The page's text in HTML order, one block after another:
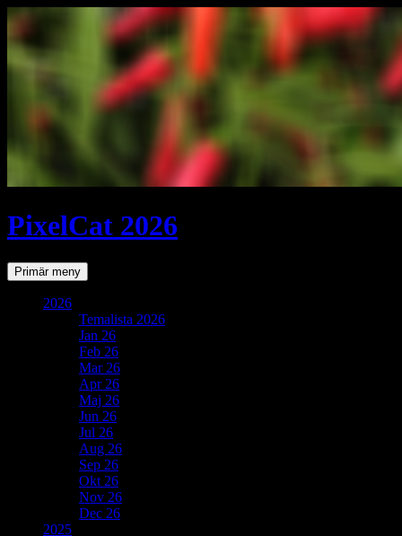
PixelCat 2026
SökPrimär meny Gå
till
2026
Temalista 2026
Jan 26
Feb 26
Mar 26
Apr 26
Maj 26
Jun 26
Jul 26
Aug 26
Sep 26
Okt 26
Nov 26
Dec 26
2025